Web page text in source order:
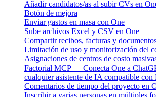
Añadir candidatos/as al subir CVs en
Botón de mejora
Enviar gastos en masa con One
Sube archivos Excel y CSV en One
Compartir recibos, facturas y
Limitación de uso y monitorización del
Asignaciones de centros de costo
Factorial MCP — Conecta One a
cualquier asistente de IA compatible con
Comentarios de tiempo del proyecto en
Inscribir a varias personas en múltiples